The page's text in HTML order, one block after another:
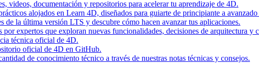
videos, documentación y repositorios para acelerar tu aprendizaje de 4D.
alojados en Learn 4D, diseñados para guiarte de principiante a
de la última versión LTS y descubre cómo hacen avanzar tus aplicaciones.
por expertos que exploran nuevas funcionalidades, decisiones de arquitectura y
técnica oficial de 4D.
oficial de 4D en GitHub.
de conocimiento técnico a través de nuestras notas técnicas y consejos.